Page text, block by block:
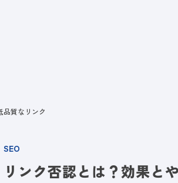
品質なリンク
SEO
リンク否認とは？効果と